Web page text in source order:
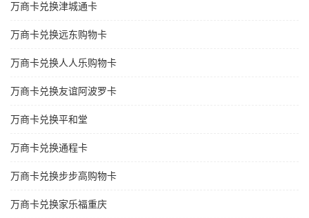
万商卡兑换津城通卡
万商卡兑换远东购物卡
万商卡兑换人人乐购物卡
万商卡兑换友谊阿波罗卡
万商卡兑换平和堂
万商卡兑换通程卡
万商卡兑换步步高购物卡
万商卡兑换家乐福重庆